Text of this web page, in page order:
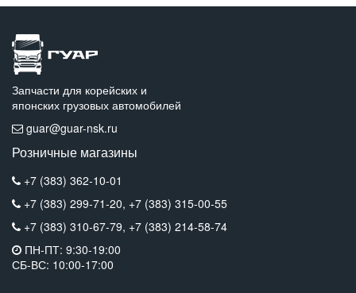
Запчасти для корейских и
японских грузовых автомобилей
guar@guar-nsk.ru
Розничные магазины
+7 (383) 362-10-01
+7 (383) 299-71-20, +7 (383) 315-00-55
+7 (383) 310-67-79, +7 (383) 214-58-74
ПН-ПТ: 9:30-19:00
СБ-ВС: 10:00-17:00